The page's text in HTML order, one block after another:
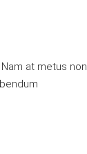
at metus non